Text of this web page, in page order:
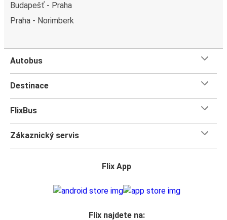
Budapešť - Praha
Praha - Norimberk
Autobus
Destinace
FlixBus
Zákaznický servis
Flix App
Flix najdete na: